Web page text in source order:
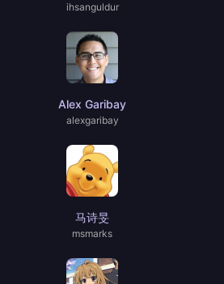
ihsanguldur
Alex Garibay
alexgaribay
马诗旻
msmarks